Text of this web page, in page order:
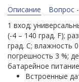
Описание
Вопрос
1 вход;
(-4 – 140 град. F);
град. С; влажность
погрешность 3 %;
батарейное
Встроенные